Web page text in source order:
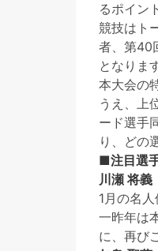
るポイン
競技はト
者、第40
となりま
本大会の
うえ、上
ード選手
り、どの
■注目選
川瀬 将義
1月の名
一昨年は
に、再び